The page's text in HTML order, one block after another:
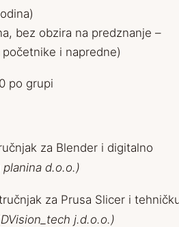
bez obzira na predznanje –
i napredne)
po grupi
za Blender i digitalno
planina d.o.o.)
za Prusa Slicer i
DVision_tech j.d.o.o.)